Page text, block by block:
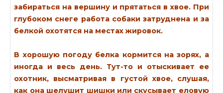
забираться на вершину и прятаться в хвое. При
глубоком снеге работа собаки затруднена и за
белкой охотятся на местах жировок.
В хорошую погоду белка кормится на зорях, а
иногда и весь день. Тут-то и отыскивает ее
охотник, высматривая в густой хвое, слушая,
как она шелушит шишки или скусывает еловую